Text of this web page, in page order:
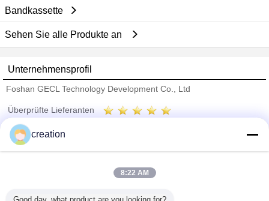
Bandkassette
Sehen Sie alle Produkte an
Unternehmensprofil
Foshan GECL Technology Development Co., Ltd
Überprüfte Lieferanten
Trust Seal
Alle Produkte
creation
8:22 AM